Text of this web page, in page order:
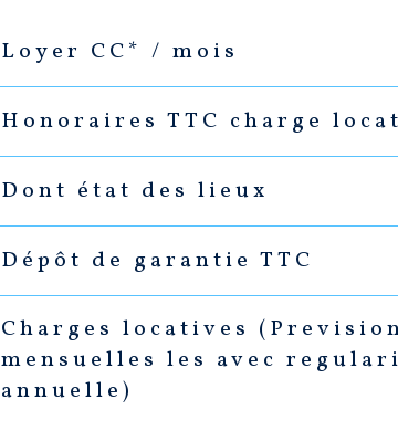
Caractéristiques Valeurs
Loyer CC* / mois
Honoraires TTC charge
Dont état des lieux
Dépôt de garantie TTC
Charges locatives
mensuelles les avec
annuelle)